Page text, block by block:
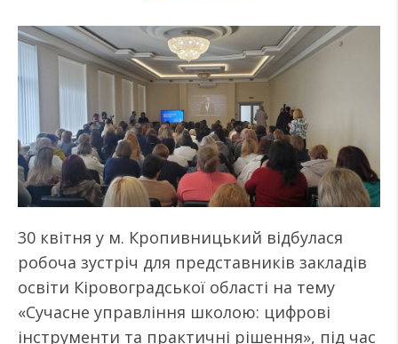
30 квітня у м. Кропивницький відбулася
робоча зустріч для представників закладів
освіти Кіровоградської області на тему
«Сучасне управління школою: цифрові
інструменти та практичні рішення», під час